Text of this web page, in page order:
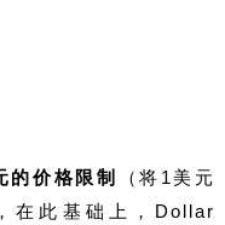
的价格限制
（将1美元
在此基础上，Dollar